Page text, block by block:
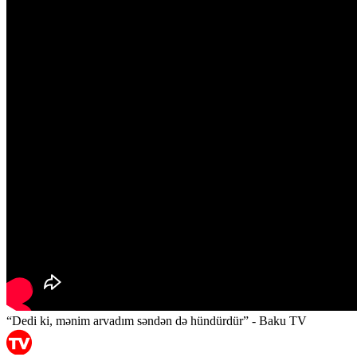
“Dedi ki, mənim arvadım səndən də hündürdür” - Baku TV